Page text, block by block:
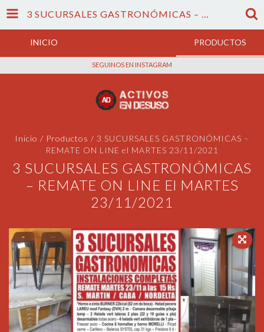
3 SUCURSALES GASTRONÓMICAS – REMATE ON LINE EL MARTES 23/11/2021
INICIO PRODUCTOS
SEGUINOS EN INSTAGRAM
Inicio / Productos / 3 SUCURSALES GASTRONÓMICAS –
REMATE ON LINE el MARTES 23/11/2021
3 SUCURSALES GASTRONÓMICAS
– REMATE ON LINE El MARTES
23/11/2021